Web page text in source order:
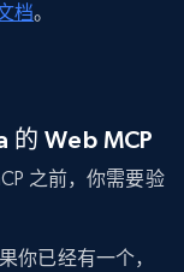
档。
的 Web MCP
之前，你需要验
你已经有一个，